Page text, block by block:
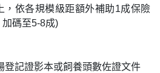
，依各規模級距額外補助1成保險
碼至5-8成)
登記證影本或飼養頭數佐證文件